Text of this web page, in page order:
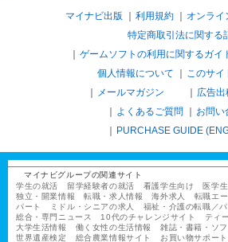
マイナビ出版 利用規約
オンライ
特定商取引法に関する
ゲームソフトの利用に関するガイ
個人情報について
このサイ
メールマガジン
広告出
よくあるご質問
お問い
PURCHASE GUIDE
マイナビグループの関連サイト
学生の就活
留学経験者の就活 看護学生向け
医学
独立・開業情報
転職・求人情報 海外求人 転職エ
パート
ミドル・シニアの求人 福祉・介護の転職／パ
総合・専門ニュース
10代のチャレンジサイト
ティ
大学生活情報
働く女性の生活情報 雑誌・書籍・ソフ
世界遺産検定
総合農業情報サイト お買い物サポー